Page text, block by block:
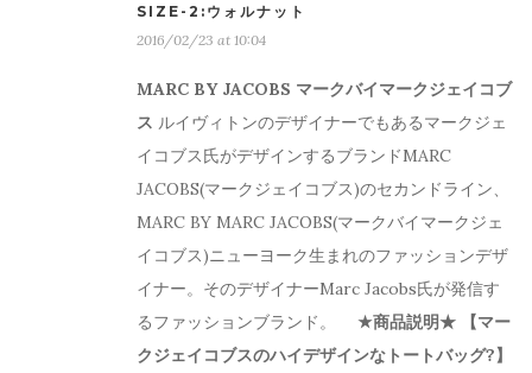
SIZE-2:ウォルナット
2016/02/23 at 10:04
MARC BY JACOBS マークバイマークジェイコブ
ス ルイヴィトンのデザイナーでもあるマークジェ
イコブス氏がデザインするブランドMARC
JACOBS(マークジェイコブス)のセカンドライン、
MARC BY MARC JACOBS(マークバイマークジェ
イコブス)ニューヨーク生まれのファッションデザ
イナー。そのデザイナーMarc Jacobs氏が発信す
るファッションブランド。 ★商品説明★
【マー
クジェイコブスのハイデザインなトートバッグ?】